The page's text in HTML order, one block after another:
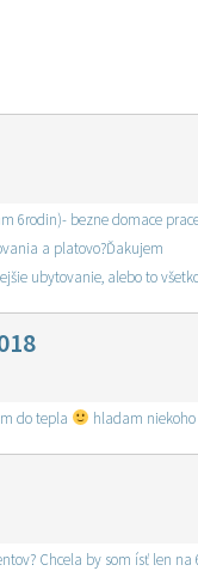
6rodin)- bezne domace
a platovo?Ďakujem
ubytovanie, alebo to
do tepla hladam
Chcela by som ísť len